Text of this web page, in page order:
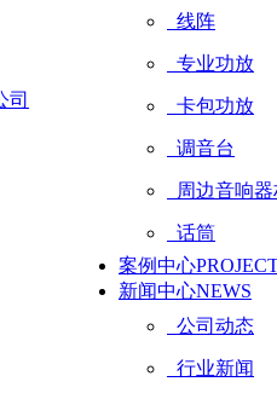
线阵
专业功放
卡包功放
调音台
周边音响器
话筒
案例中心
新闻中心NEWS
公司动态
行业新闻